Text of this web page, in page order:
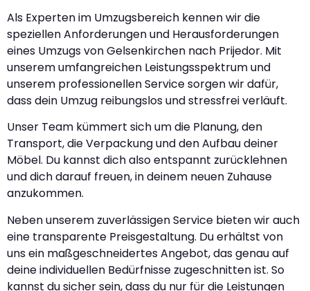
Als Experten im Umzugsbereich kennen wir die
speziellen Anforderungen und Herausforderungen
eines Umzugs von Gelsenkirchen nach Prijedor. Mit
unserem umfangreichen Leistungsspektrum und
unserem professionellen Service sorgen wir dafür,
dass dein Umzug reibungslos und stressfrei verläuft.
Unser Team kümmert sich um die Planung, den
Transport, die Verpackung und den Aufbau deiner
Möbel. Du kannst dich also entspannt zurücklehnen
und dich darauf freuen, in deinem neuen Zuhause
anzukommen.
Neben unserem zuverlässigen Service bieten wir auch
eine transparente Preisgestaltung. Du erhältst von
uns ein maßgeschneidertes Angebot, das genau auf
deine individuellen Bedürfnisse zugeschnitten ist. So
kannst du sicher sein, dass du nur für die Leistungen